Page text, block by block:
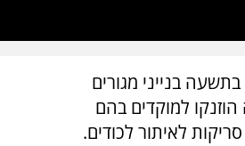
בנייני מגורים
למוקדים בהם
לאיתור לכודים.